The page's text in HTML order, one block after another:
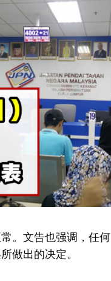
。文告也强调，任何
做出的决定。